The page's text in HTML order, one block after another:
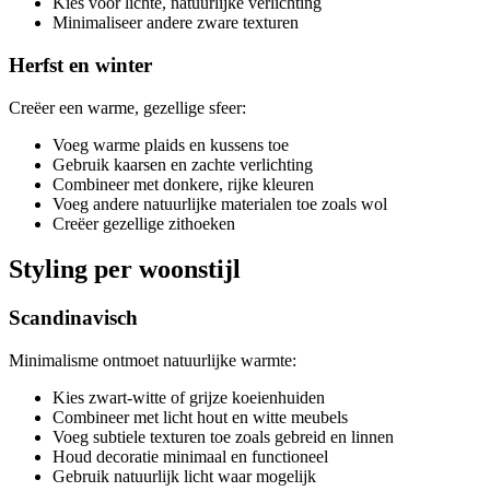
Minimaliseer andere zware texturen
Herfst en winter
Creëer een warme, gezellige sfeer:
Voeg warme plaids en kussens toe
Gebruik kaarsen en zachte verlichting
Combineer met donkere, rijke kleuren
Voeg andere natuurlijke materialen toe zoals wol
Creëer gezellige zithoeken
Styling per woonstijl
Scandinavisch
Minimalisme ontmoet natuurlijke warmte:
Kies zwart-witte of grijze koeienhuiden
Combineer met licht hout en witte meubels
Voeg subtiele texturen toe zoals gebreid en linnen
Houd decoratie minimaal en functioneel
Gebruik natuurlijk licht waar mogelijk